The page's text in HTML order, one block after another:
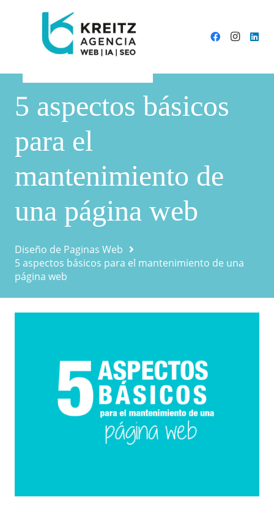
5 aspectos básicos
para el
mantenimiento de
una página web
Diseño de Paginas Web
5 aspectos básicos para el mantenimiento de una
página web